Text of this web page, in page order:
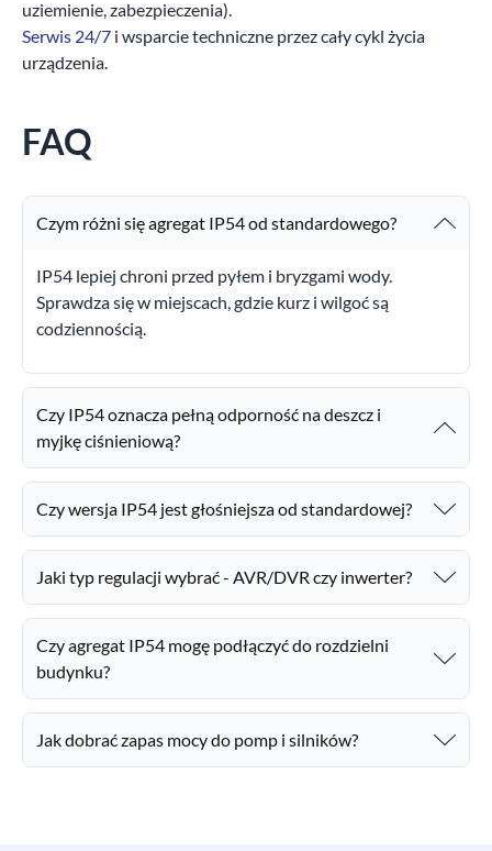
uziemienie, zabezpieczenia).
Serwis 24/7 i wsparcie techniczne przez cały cykl życia
urządzenia.
FAQ
Czym różni się agregat IP54 od standardowego?
IP54 lepiej chroni przed pyłem i bryzgami wody.
Sprawdza się w miejscach, gdzie kurz i wilgoć są
codziennością.
Czy IP54 oznacza pełną odporność na deszcz i
myjkę ciśnieniową?
Czy wersja IP54 jest głośniejsza od standardowej?
Jaki typ regulacji wybrać - AVR/DVR czy inwerter?
Czy agregat IP54 mogę podłączyć do rozdzielni
budynku?
Jak dobrać zapas mocy do pomp i silników?